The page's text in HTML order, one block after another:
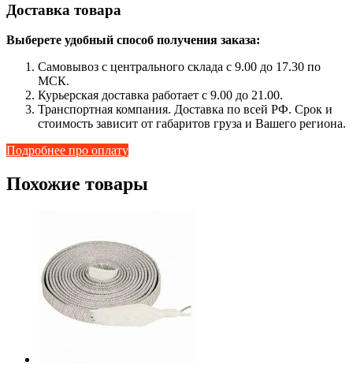
Доставка товара
Выберете удобный способ получения заказа:
Самовывоз с центрального склада с 9.00 до 17.30 по
МСК.
Курьерская доставка работает с 9.00 до 21.00.
Транспортная компания. Доставка по всей РФ. Срок и
стоимость зависит от габаритов груза и Вашего региона.
Подробнее про оплату
Похожие товары